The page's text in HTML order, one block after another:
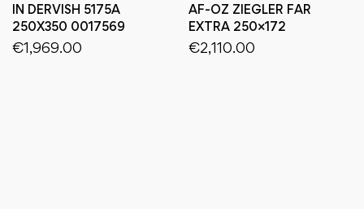
IN DERVISH 5175A
250X350 0017569
€1,969.00
AF-OZ ZIEGLER FAR
EXTRA 250×172
€2,110.00